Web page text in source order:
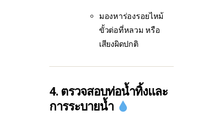
มองหาร่องรอยไหม้
ขั้วต่อที่หลวม หรือ
เสียงผิดปกติ
4. ตรวจสอบท่อน้ำทิ้งและ
การระบายน้ำ